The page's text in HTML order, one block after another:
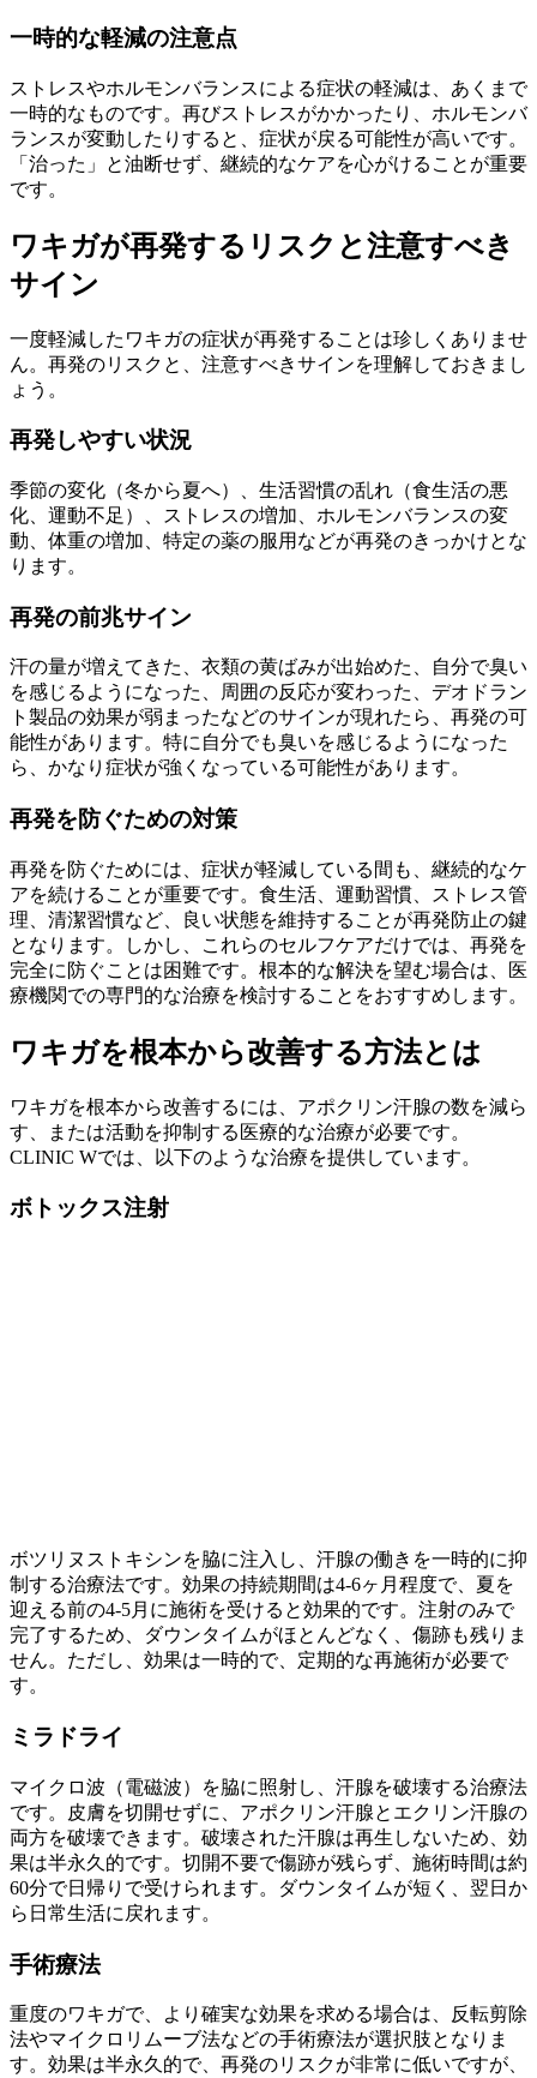
一時的な軽減の注意点
ストレスやホルモンバランスによる症状の軽減は、あくまで
一時的なものです。再びストレスがかかったり、ホルモンバ
ランスが変動したりすると、症状が戻る可能性が高いです。
「治った」と油断せず、継続的なケアを心がけることが重要
です。
ワキガが再発するリスクと注意すべき
サイン
一度軽減したワキガの症状が再発することは珍しくありませ
ん。再発のリスクと、注意すべきサインを理解しておきまし
ょう。
再発しやすい状況
季節の変化（冬から夏へ）、生活習慣の乱れ（食生活の悪
化、運動不足）、ストレスの増加、ホルモンバランスの変
動、体重の増加、特定の薬の服用などが再発のきっかけとな
ります。
再発の前兆サイン
汗の量が増えてきた、衣類の黄ばみが出始めた、自分で臭い
を感じるようになった、周囲の反応が変わった、デオドラン
ト製品の効果が弱まったなどのサインが現れたら、再発の可
能性があります。特に自分でも臭いを感じるようになった
ら、かなり症状が強くなっている可能性があります。
再発を防ぐための対策
再発を防ぐためには、症状が軽減している間も、継続的なケ
アを続けることが重要です。食生活、運動習慣、ストレス管
理、清潔習慣など、良い状態を維持することが再発防止の鍵
となります。しかし、これらのセルフケアだけでは、再発を
完全に防ぐことは困難です。根本的な解決を望む場合は、医
療機関での専門的な治療を検討することをおすすめします。
ワキガを根本から改善する方法とは
ワキガを根本から改善するには、アポクリン汗腺の数を減ら
す、または活動を抑制する医療的な治療が必要です。
CLINIC Wでは、以下のような治療を提供しています。
ボトックス注射
ボツリヌストキシンを脇に注入し、汗腺の働きを一時的に抑
制する治療法です。効果の持続期間は4-6ヶ月程度で、夏を
迎える前の4-5月に施術を受けると効果的です。注射のみで
完了するため、ダウンタイムがほとんどなく、傷跡も残りま
せん。ただし、効果は一時的で、定期的な再施術が必要で
す。
ミラドライ
マイクロ波（電磁波）を脇に照射し、汗腺を破壊する治療法
です。皮膚を切開せずに、アポクリン汗腺とエクリン汗腺の
両方を破壊できます。破壊された汗腺は再生しないため、効
果は半永久的です。切開不要で傷跡が残らず、施術時間は約
60分で日帰りで受けられます。ダウンタイムが短く、翌日か
ら日常生活に戻れます。
手術療法
重度のワキガで、より確実な効果を求める場合は、反転剪除
法やマイクロリムーブ法などの手術療法が選択肢となりま
す。効果は半永久的で、再発のリスクが非常に低いですが、